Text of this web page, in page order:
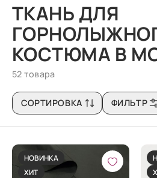
ТКАНЬ ДЛЯ
КОСТЮМА В
52 товара
СОРТИРОВКА ФИЛЬТР
НОВИНКА
ХИТ